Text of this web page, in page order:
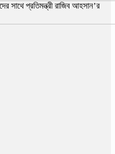
সাথে প্রতিমন্ত্রী রাজিব আহসান’র